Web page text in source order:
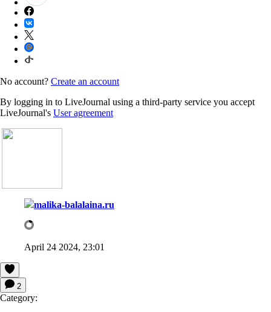
No account? Create an account
By logging in to LiveJournal using a third-party service you accept
LiveJournal's User agreement
malika-balalaina.ru
April 24 2024, 23:01
2
Category: